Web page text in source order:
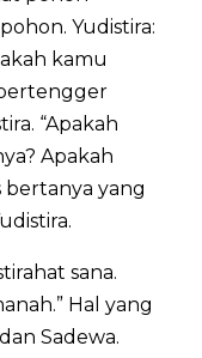
Yudistira:
kamu
“Apakah
Apakah
bertanya yang
sana.
Hal yang
Sadewa.